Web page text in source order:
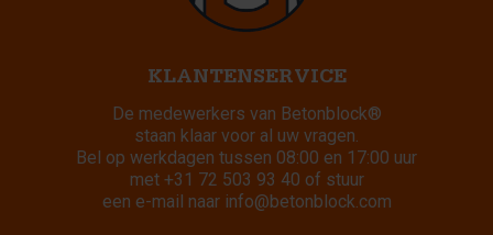
KLANTENSERVICE
De medewerkers van Betonblock®
staan klaar voor al uw vragen.
Bel op werkdagen tussen 08:00 en 17:00 uur
met +31 72 503 93 40 of stuur
een e-mail naar info@betonblock.com